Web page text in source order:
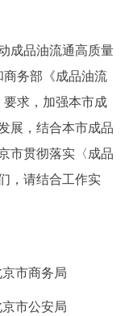
我要建议
图说互动
人文北京
日本語
品油流通高质量
商务部《成品油流
要求，加强本市成
展，结合本市成品
市贯彻落实〈成品
，请结合工作实
京市商务局
京市公安局